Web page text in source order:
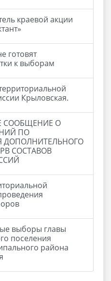
краевой акции
готовят
к выборам
Крыловская.
О
ПО
ДОПОЛНИТЕЛЬНОГО
СОСТАВОВ
выборы главы
поселения
района